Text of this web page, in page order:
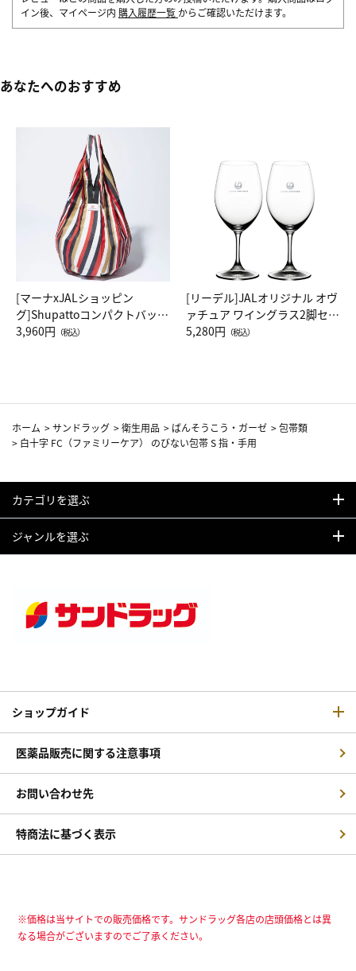
イン後、マイページ内 購入履歴一覧 からご確認いただけます。
あなたへのおすすめ
[マーナxJALショッピン
グ]Shupattoコンパクトバッグ
Drop JAL客室乗務員（LC）ス
3,960円 （税込）
[リーデル]JALオリジナル オヴ
ァチュア ワイングラス2脚セッ
ト（レッドワイン）
5,280円 （税込）
ホーム >サンドラッグ >衛生用品 > ばんそうこう・ガーゼ >包帯類
> 白十字 FC（ファミリーケア） のびない包帯 S 指・手用
カテゴリを選ぶ
ジャンルを選ぶ
ショップガイド
医薬品販売に関する注意事項
お問い合わせ先
特商法に基づく表示
※価格は当サイトでの販売価格です。サンドラッグ各店の店頭価格とは異
なる場合がございますのでご了承ください。